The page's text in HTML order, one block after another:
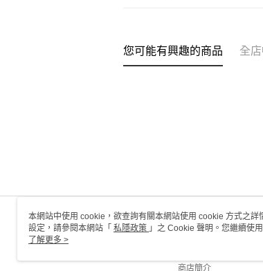
您可能有興趣的商品 全
關於我們
商店簡介
本網站中使用 cookie，欲查詢有關本網站使用 cookie 方式之
設定，請參閱本網站「 私隱政策 」之 Cookie 聲明。您繼續使
用 cookie。
了解更多 >